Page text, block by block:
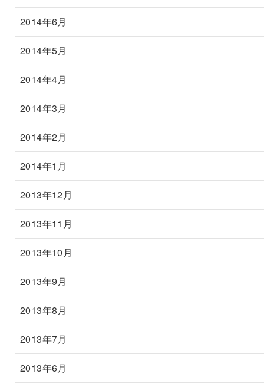
2014年6月
2014年5月
2014年4月
2014年3月
2014年2月
2014年1月
2013年12月
2013年11月
2013年10月
2013年9月
2013年8月
2013年7月
2013年6月